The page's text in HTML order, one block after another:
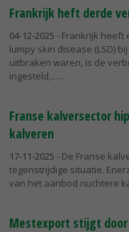
Frankrijk heft derde
04-12-2025 - Frankrijk heeft
lumpy skin disease (LSD)
uitbraken waren, is de
ingesteld,...
Franse kalversector
kalveren
17-11-2025 - De Franse
tegenstrijdige situatie.
van het aanbod nuchtere
Mestexport stijgt